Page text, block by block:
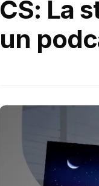
CS: La
un